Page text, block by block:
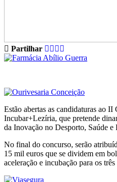
Partilhar
Estão abertas as candidaturas ao
Incubar+Lezíria, que pretende
da Inovação no Desporto, Saúde
No final do concurso, serão
15 mil euros que se dividem em
aceleração e incubação para os